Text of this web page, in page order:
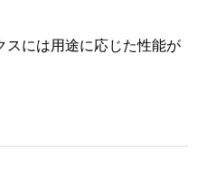
スには用途に応じた性能が